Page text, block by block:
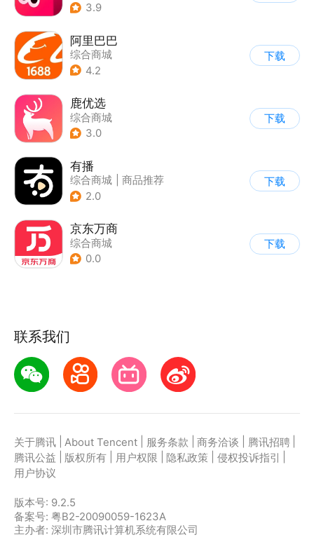
3.9
阿里巴巴
综合商城
4.2
下载
鹿优选
综合商城
3.0
下载
有播
综合商城
商品推荐
2.0
下载
京东万商
综合商城
0.0
下载
联系我们
关于腾讯 About Tencent 服务条款 商务洽谈 腾讯招聘
腾讯公益
版权所有 用户权限 隐私政策 侵权投诉指引
用户协议
版本号: 9.2.5
备案号: 粤B2-20090059-1623A
主办者: 深圳市腾讯计算机系统有限公司